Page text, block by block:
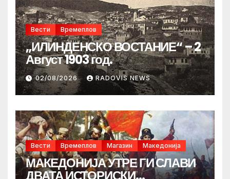
Вести Времеплов
„ИЛИНДЕНСКО ВОСТАНИЕ“ – 2
Август 1903 год.
02/08/2026 RADOVIS NEWS
Вести Времеплов Магазин Македонија
МАКЕДОНИЈА УТРЕ ГИ СЛАВИ